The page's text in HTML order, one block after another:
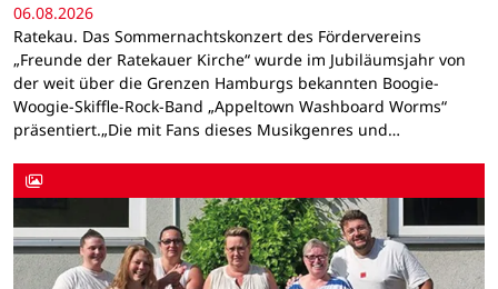
06.08.2026
Ratekau. Das Sommernachtskonzert des Fördervereins
„Freunde der Ratekauer Kirche“ wurde im Jubiläumsjahr von
der weit über die Grenzen Hamburgs bekannten Boogie-
Woogie-Skiffle-Rock-Band „Appeltown Washboard Worms“
präsentiert.„Die mit Fans dieses Musikgenres und…